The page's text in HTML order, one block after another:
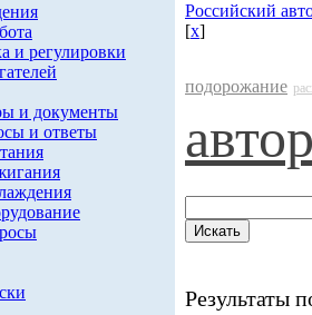
и регулировки
и документы
и ответы
Российский
[x]
подорожание
Результаты